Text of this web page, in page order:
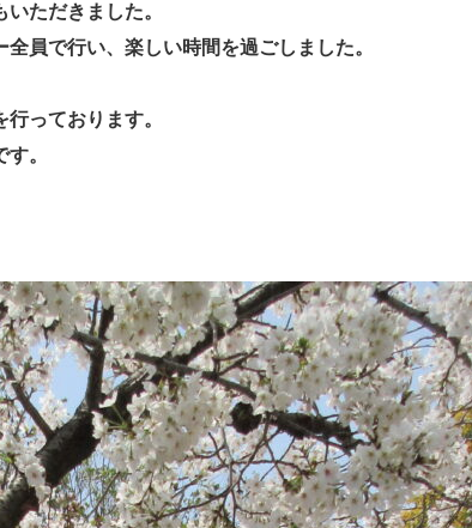
ただきました。
員で行い、楽しい時間を過ごしました。
っております。
。